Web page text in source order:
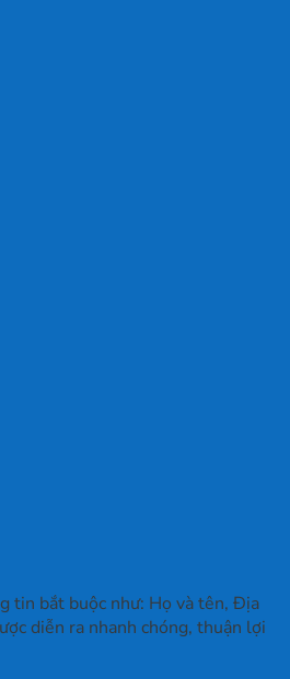
tin bắt buộc như: Họ và tên, Địa
diễn ra nhanh chóng, thuận lợi